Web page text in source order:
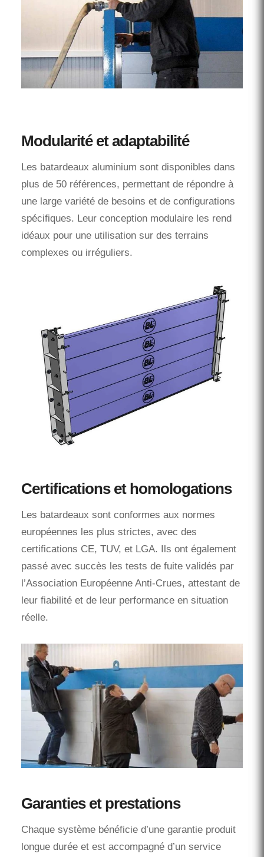
Modularité et adaptabilité
Les batardeaux aluminium sont disponibles dans
plus de 50 références, permettant de répondre à
une large variété de besoins et de configurations
spécifiques. Leur conception modulaire les rend
idéaux pour une utilisation sur des terrains
complexes ou irréguliers.
Certifications et homologations
Les batardeaux sont conformes aux normes
européennes les plus strictes, avec des
certifications CE, TUV, et LGA. Ils ont également
passé avec succès les tests de fuite validés par
l’Association Européenne Anti-Crues, attestant de
leur fiabilité et de leur performance en situation
réelle.
Garanties et prestations
Chaque système bénéficie d’une garantie produit
longue durée et est accompagné d’un service